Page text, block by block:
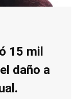
15 mil
daño a